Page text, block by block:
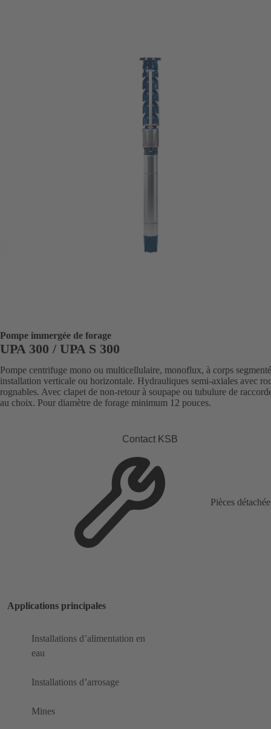
Pompe immergée de forage
UPA 300 / UPA S 300
Pompe centrifuge mono ou multicellulaire, monoflux, à corps
installation verticale ou horizontale. Hydrauliques semi-axiales avec
rognables. Avec clapet de non-retour à soupape ou tubulure de
au choix. Pour diamètre de forage minimum 12 pouces.
Contact KSB
Pièces
Applications principales
Installations d’alimentation en
eau
Installations d’arrosage
Mines